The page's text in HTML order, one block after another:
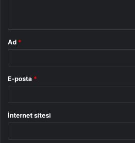
Ad *
E-posta *
İnternet sitesi